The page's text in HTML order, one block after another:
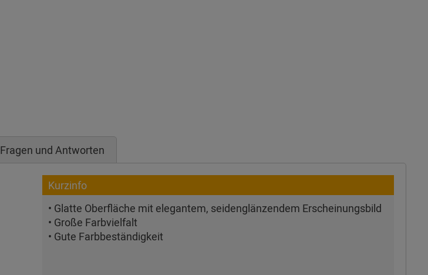
Fragen und Antworten
Kurzinfo
• Glatte Oberfläche mit elegantem, seidenglänzendem Erscheinungsbild
• Große Farbvielfalt
• Gute Farbbeständigkeit